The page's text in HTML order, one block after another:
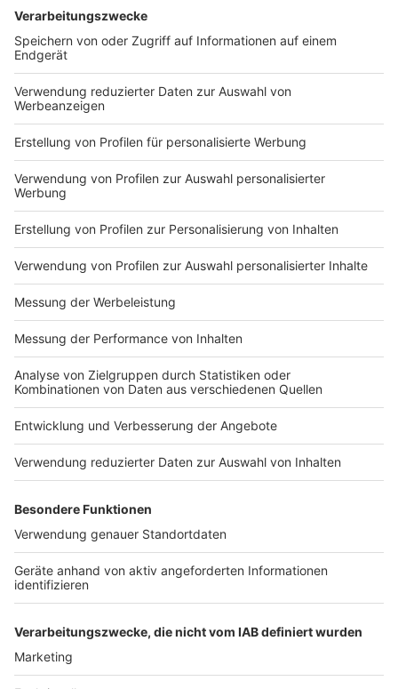
08.00 - 09.0027.249
09.00 - 10.0022.277
11.00 - 12.0021.437
12.00 - 13.0026.874
13.00 - 14.0017.680
14.00 - 15.0021.636
15.00 - 16.0017.614
16.00 - 17.0015.139
17.00 - 18.0021.437
Quelle: Elektronische Medienanalyse (EMA) 2024 II -
221.000 Ew. über 14 J.
Anzeige
Wie klingt Radiowerbung?
Unternehmen abgestimmten Funkspot. Die Funkspots
können unterhaltsam-witzig, bodenständig-seriös oder
auch mal abgedreht-spleenig sein - eben wie es zu Ihnen